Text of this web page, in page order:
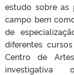
estudo sobre as
campo bem
de
diferentes
Centro de
investigativa